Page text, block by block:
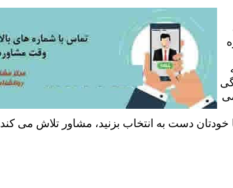
دست به انتخاب بزنید، مشاور تلاش می